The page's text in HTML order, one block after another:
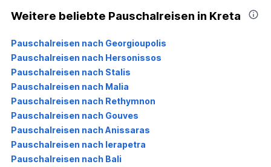
Weitere beliebte Pauschalreisen in Kreta
Pauschalreisen nach Georgioupolis
Pauschalreisen nach Hersonissos
Pauschalreisen nach Stalis
Pauschalreisen nach Malia
Pauschalreisen nach Rethymnon
Pauschalreisen nach Gouves
Pauschalreisen nach Anissaras
Pauschalreisen nach Ierapetra
Pauschalreisen nach Bali